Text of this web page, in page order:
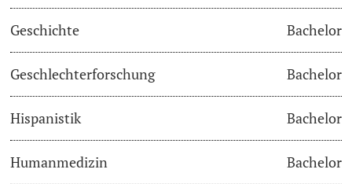
Student Advice Center
Funding
Career Counseling
Social Services & Health Care
Geschichte Bachelor
Geschlechterforschung Bachelor
Hispanistik Bachelor
Humanmedizin Bachelor